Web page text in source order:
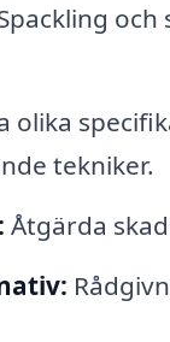
olika
tekniker.
Åtgärda